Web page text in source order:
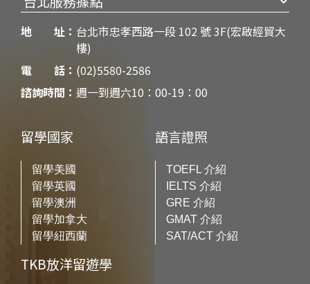
地 址： 台北市忠孝西路一段 102 號 3F(宏啟經貿大
樓)
電 話： (02)5580-2586
諮詢時間：週一到週六10：00-19：00
留學國家
留學美國
留學英國
留學澳洲
留學加拿大
留學紐西蘭
語言證照
TOEFL 介紹
IELTS 介紹
GRE 介紹
GMAT 介紹
SAT/ACT 介紹
TKB放洋留遊學